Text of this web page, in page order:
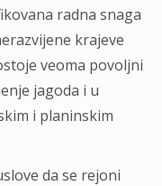
radna snaga
krajeve
veoma povoljni
jagoda i u
i planinskim
da se rejoni